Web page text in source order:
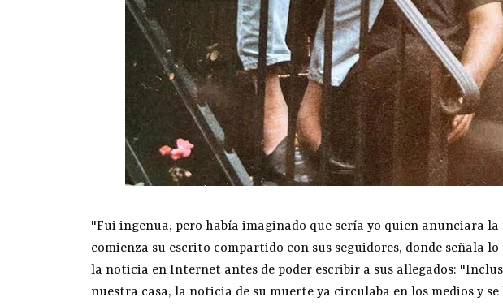
"Fui ingenua, pero había imaginado que sería yo quien anunciara
comienza su escrito compartido con sus seguidores, donde señala
la noticia en Internet antes de poder escribir a sus allegados:
nuestra casa, la noticia de su muerte ya circulaba en los medios y